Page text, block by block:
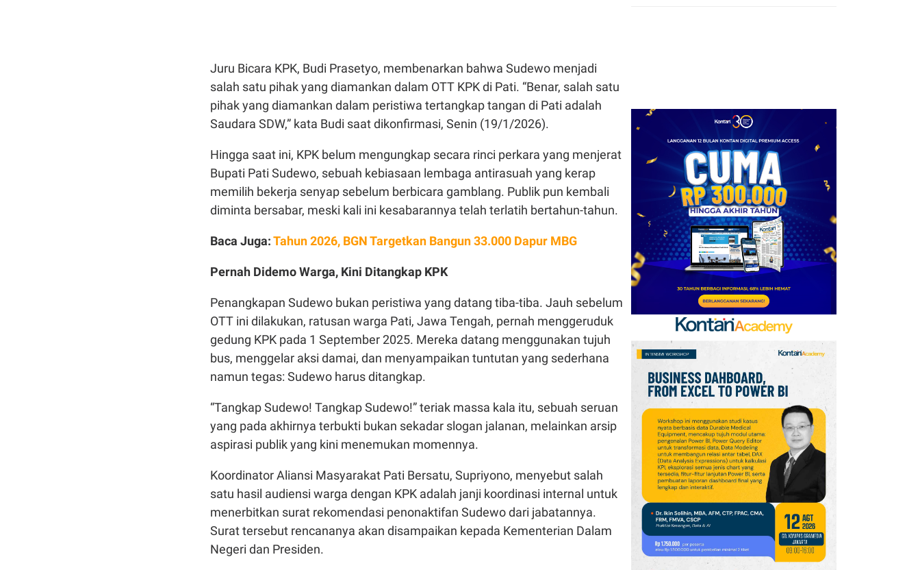
Juru Bicara KPK, Budi Prasetyo, membenarkan bahwa Sudewo menjadi
salah satu pihak yang diamankan dalam OTT KPK di Pati. “Benar, salah satu
pihak yang diamankan dalam peristiwa tertangkap tangan di Pati adalah
Saudara SDW,” kata Budi saat dikonfirmasi, Senin (19/1/2026).
Hingga saat ini, KPK belum mengungkap secara rinci perkara yang menjerat
Bupati Pati Sudewo, sebuah kebiasaan lembaga antirasuah yang kerap
memilih bekerja senyap sebelum berbicara gamblang. Publik pun kembali
diminta bersabar, meski kali ini kesabarannya telah terlatih bertahun-tahun.
Baca Juga:Tahun 2026, BGN Targetkan Bangun 33.000 Dapur MBG
Pernah Didemo Warga, Kini Ditangkap KPK
Penangkapan Sudewo bukan peristiwa yang datang tiba-tiba. Jauh sebelum
OTT ini dilakukan, ratusan warga Pati, Jawa Tengah, pernah menggeruduk
gedung KPK pada 1 September 2025. Mereka datang menggunakan tujuh
bus, menggelar aksi damai, dan menyampaikan tuntutan yang sederhana
namun tegas: Sudewo harus ditangkap.
“Tangkap Sudewo! Tangkap Sudewo!” teriak massa kala itu, sebuah seruan
yang pada akhirnya terbukti bukan sekadar slogan jalanan, melainkan arsip
aspirasi publik yang kini menemukan momennya.
Koordinator Aliansi Masyarakat Pati Bersatu, Supriyono, menyebut salah
satu hasil audiensi warga dengan KPK adalah janji koordinasi internal untuk
menerbitkan surat rekomendasi penonaktifan Sudewo dari jabatannya.
Surat tersebut rencananya akan disampaikan kepada Kementerian Dalam
Negeri dan Presiden.